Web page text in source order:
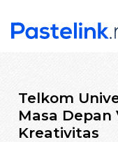
Telkom
Masa Depan
Kreativitas